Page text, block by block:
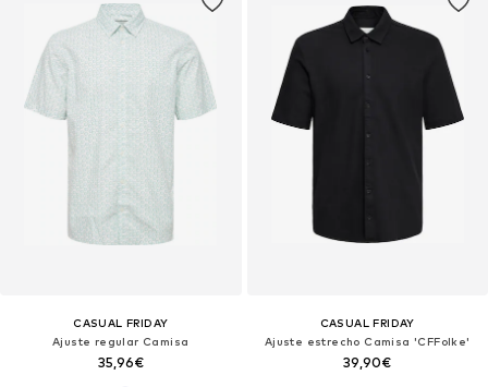
CASUAL FRIDAY
Ajuste regular Camisa
35,96€
CASUAL FRIDAY
Ajuste estrecho Camisa 'CFFolke'
39,90€